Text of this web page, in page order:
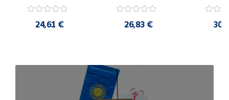
Igualdad de Género.
24,61 €
secreto y la
26,83 €